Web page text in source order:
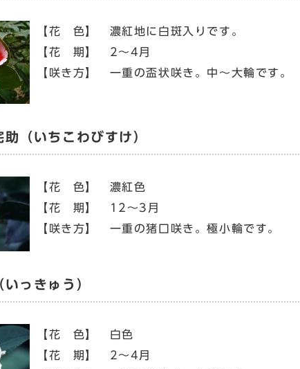
【花 色】 濃紅地に白斑入りです。
【花 期】 2～4月
【咲き方】 一重の盃状咲き。中～大輪です。
助（いちこわびすけ）
【花 色】 濃紅色
【花 期】 12～3月
【咲き方】 一重の猪口咲き。極小輪です。
いっきゅう）
【花 色】 白色
【花 期】 2～4月